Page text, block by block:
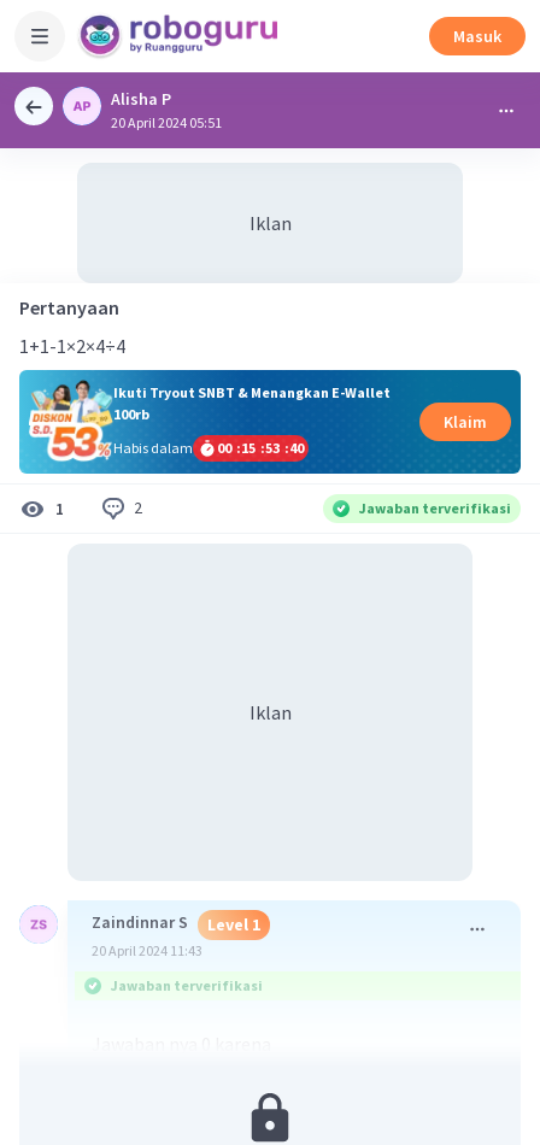
Masuk
Alisha P
20 April 2024 05:51
Iklan
Pertanyaan
1+1-1×2×4÷4
Ikuti Tryout SNBT & Menangkan E-Wallet
100rb
Habis dalam
00 :15 :53 :39
Klaim
1 2 Jawaban terverifikasi
Iklan
Zaindinnar S Level 1
20 April 2024 11:43
Jawaban terverifikasi
× terlebih dahulu jadi 1×2 terus 2×4 selanjutnya
4÷4 dan 1+1 terakhir dikurang 2 dan akhirnya